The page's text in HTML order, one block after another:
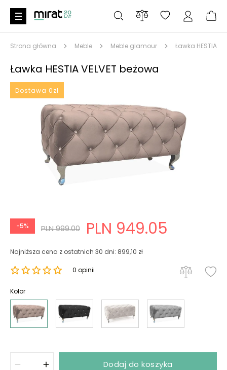
Strona główna Meble Meble glamour Ławka HESTIA
Ławka HESTIA VELVET beżowa
Dostawa 0zł
-5% PLN 999.00 PLN 949.05
Najniższa cena z ostatnich 30 dni: 899,10 zł
0 opinii
Kolor
Dodaj do koszyka